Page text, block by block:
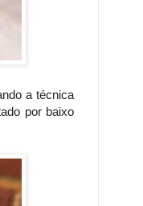
a técnica
por baixo